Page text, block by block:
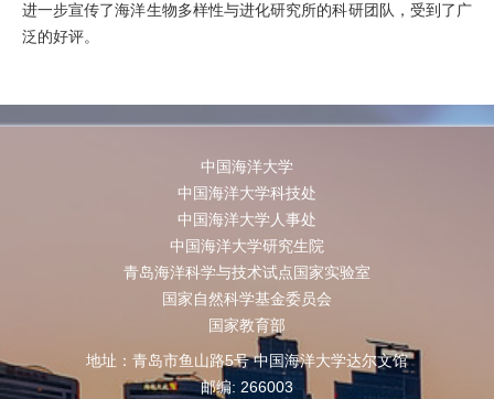
进一步宣传了海洋生物多样性与进化研究所的科研团队，受到了广
泛的好评。
中国海洋大学
中国海洋大学科技处
中国海洋大学人事处
中国海洋大学研究生院
青岛海洋科学与技术试点国家实验室
国家自然科学基金委员会
国家教育部
地址：青岛市鱼山路5号 中国海洋大学达尔文馆
邮编: 266003